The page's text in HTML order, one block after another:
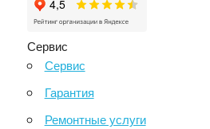
Сервис
Сервис
Гарантия
Ремонтные услуги